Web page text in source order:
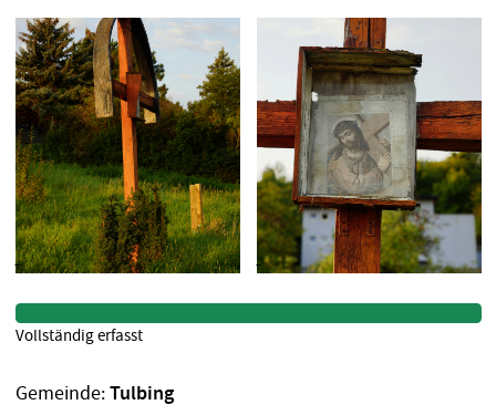
Gemeinde:Tulbing
Vollständig erfasst